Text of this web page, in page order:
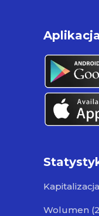
Wolumen